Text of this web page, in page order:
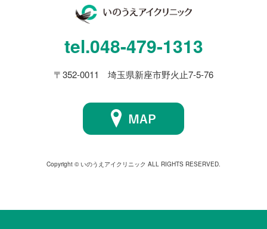
tel.048-479-1313
〒352-0011 埼玉県新座市野火止7-5-76
Copyright © いのうえアイクリニック ALL RIGHTS RESERVED.